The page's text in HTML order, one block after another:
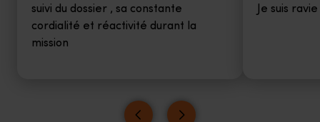
suivi du dossier , sa constante
cordialité et réactivité durant la
mission
Je suis